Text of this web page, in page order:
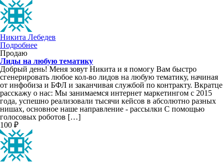
Никита Лебедев
Подробнее
Продаю
Лиды на любую тематику
Добрый день! Меня зовут Никита и я помогу Вам быстро
сгенерировать любое кол-во лидов на любую тематику, начиная
от инфобиза и БФЛ и заканчивая службой по контракту. Вкратце
расскажу о нас: Мы занимаемся интернет маркетингом с 2015
года, успешно реализовали тысячи кейсов в абсолютно разных
нишах, основное наше направление - рассылки С помощью
голосовых роботов […]
100 ₽